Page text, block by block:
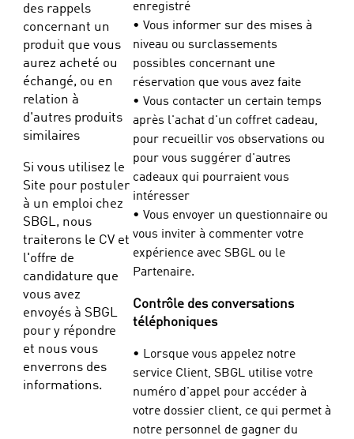
des rappels
concernant un
produit que vous
aurez acheté ou
échangé, ou en
relation à
d'autres produits
similaires
Si vous utilisez le
Site pour postuler
à un emploi chez
SBGL, nous
traiterons le CV et
l'offre de
candidature que
vous avez
envoyés à SBGL
pour y répondre
et nous vous
enverrons des
informations.
enregistré
• Vous informer sur des mises à
niveau ou surclassements
possibles concernant une
réservation que vous avez faite
• Vous contacter un certain temps
après l'achat d'un coffret cadeau,
pour recueillir vos observations ou
pour vous suggérer d'autres
cadeaux qui pourraient vous
intéresser
• Vous envoyer un questionnaire ou
vous inviter à commenter votre
expérience avec SBGL ou le
Partenaire.
Contrôle des conversations
téléphoniques
• Lorsque vous appelez notre
service Client, SBGL utilise votre
numéro d'appel pour accéder à
votre dossier client, ce qui permet à
notre personnel de gagner du